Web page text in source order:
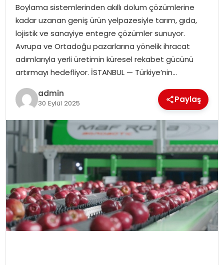
SAĞLIK
SIYASET
TEKNOLOJI
YAŞAM
Boylama sistemlerinden akıllı dolum çözümlerine
kadar uzanan geniş ürün yelpazesiyle tarım, gıda,
lojistik ve sanayiye entegre çözümler sunuyor.
Avrupa ve Ortadoğu pazarlarına yönelik ihracat
adımlarıyla yerli üretimin küresel rekabet gücünü
artırmayı hedefliyor. İSTANBUL — Türkiye’nin…
admin
30 Eylül 2025 Paylaş